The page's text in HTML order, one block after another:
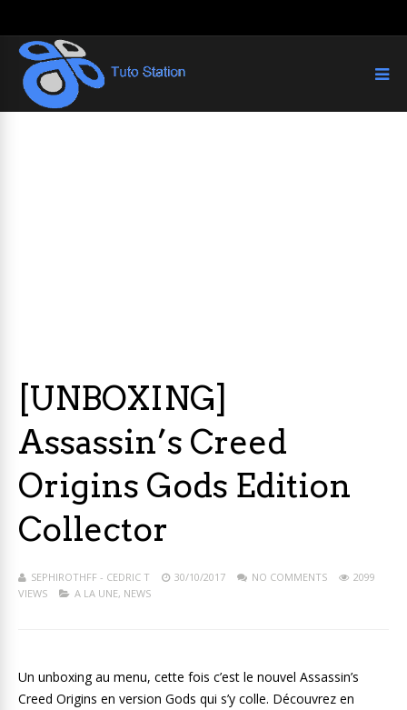
[UNBOXING]
Assassin’s Creed
Origins Gods Edition
Collector
SEPHIROTHFF - CEDRIC T 30/10/2017 NO COMMENTS
2099
VIEWS
A LA UNE, NEWS
Un unboxing au menu, cette fois c’est le nouvel Assassin’s
Creed Origins en version Gods qui s’y colle. Découvrez en